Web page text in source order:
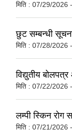
मिति : 07/29/2026
छुट सम्बन्धी
मिति : 07/28/2026
विद्युतीय
मिति : 07/22/2026
लम्पी स्किन रोग
मिति : 07/21/2026